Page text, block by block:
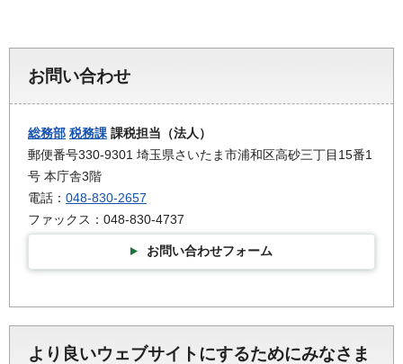
お問い合わせ
総務部 税務課 課税担当（法人）
郵便番号330-9301 埼玉県さいたま市浦和区高砂三丁目15番1
号 本庁舎3階
電話： 048-830-2657
ファックス：048-830-4737
お問い合わせフォーム
より良いウェブサイトにするためにみなさま